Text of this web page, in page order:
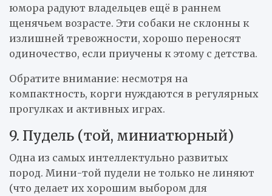
юмора радуют владельцев ещё в раннем
щенячьем возрасте. Эти собаки не склонны к
излишней тревожности, хорошо переносят
одиночество, если приучены к этому с детства.
Обратите внимание: несмотря на
компактность, корги нуждаются в регулярных
прогулках и активных играх.
9. Пудель (той, миниатюрный)
Одна из самых интеллектульно развитых
пород. Мини-той пудели не только не линяют
(что делает их хорошим выбором для